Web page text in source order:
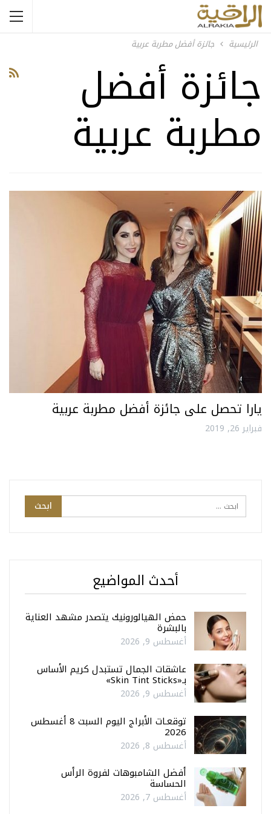
الرئيسية جائزة أفضل مطربة عربية
جائزة أفضل
مطربة عربية
يارا تحصل على جائزة أفضل مطربة عربية
فبراير 26, 2019
أحدث المواضيع
حمض الهيالورونيك يتصدر مشهد العناية
بالبشرة
أغسطس 9, 2026
عاشقات الجمال تستبدل كريم الأساس
بـ«Skin Tint Sticks»
أغسطس 9, 2026
توقعـات الأبراج اليوم السبت 8 أغسطس
2026
أغسطس 8, 2026
أفضل الشامبوهات لفروة الرأس
الحساسة
أغسطس 7, 2026